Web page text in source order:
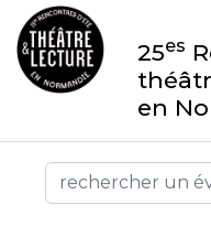
25es
en